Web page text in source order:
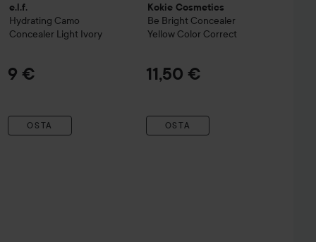
e.l.f.
Hydrating Camo
Concealer Light Ivory
9 €
OSTA
Kokie Cosmetics
Be Bright Concealer
Yellow Color Correct
11,50 €
OSTA